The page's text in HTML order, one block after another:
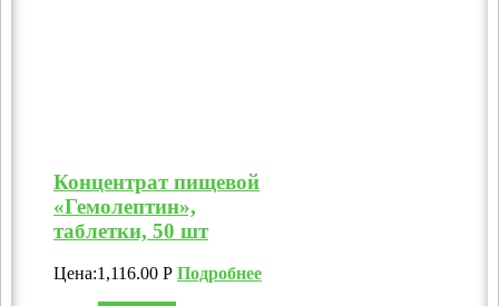
Концентрат пищевой
«Гемолептин»,
таблетки, 50 шт
Цена:1,116.00 Р Подробнее